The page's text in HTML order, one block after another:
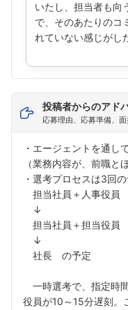
フ
こちらの企
いたし、担当者も向
で、そのあたりのコ
れていない感じがし
投稿者からのアド
応募理由、応募準備、
・エージェントを通し
（業務内容が、前職と
・選考プロセスは3回
担当社員＋人事役員
↓
担当社員＋担当役員
↓
社長 の予定
一時選考で、指定時
役員が10～15分遅刻。